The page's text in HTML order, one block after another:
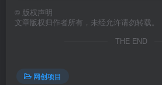
© 版权声明
文章版权归作者所有，未经允许请勿转载。
THE END
网创项目